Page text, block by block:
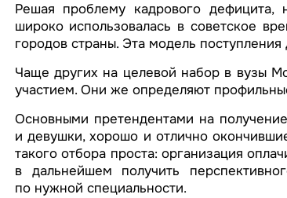
Решая проблему кадрового дефицита,
широко использовалась в советское
городов страны. Эта модель
Чаще других на целевой набор в вузы
участием. Они же определяют
Основными претендентами на
и девушки, хорошо и отлично
такого отбора проста: организация
в дальнейшем получить
по нужной специальности.